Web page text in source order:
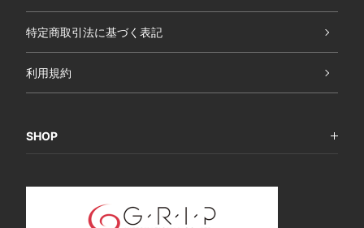
特定商取引法に基づく表記
利用規約
SHOP